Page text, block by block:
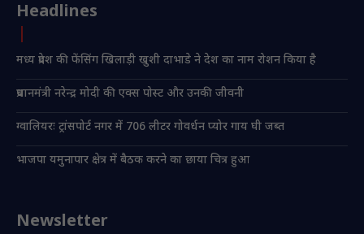
Headlines
मध्य प्रदेश की फेंसिंग खिलाड़ी खुशी दाभाडे ने देश का नाम रोशन किया है
प्रधानमंत्री नरेन्द्र मोदी की एक्स पोस्ट और उनकी जीवनी
ग्वालियरः ट्रांसपोर्ट नगर में 706 लीटर गोवर्धन प्योर गाय घी जब्त
भाजपा यमुनापार क्षेत्र में बैठक करने का छाया चित्र हुआ
Newsletter